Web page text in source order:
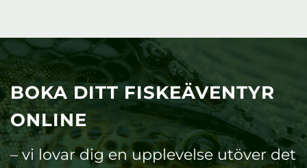
BOKA DITT FISKEÄVENTYR
ONLINE
– vi lovar dig en upplevelse utöver det